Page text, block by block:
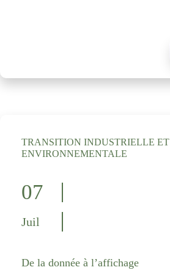
TRANSITION INDUSTRIELLE ET
ENVIRONNEMENTALE
07
Juil
De la donnée à l’affichage